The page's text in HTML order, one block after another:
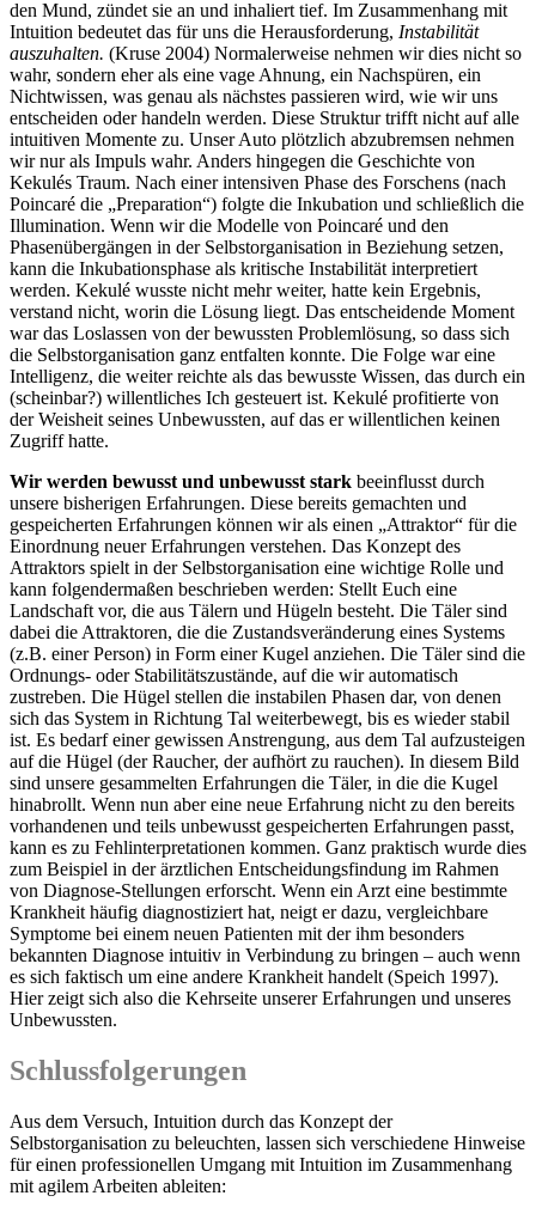
den Mund, zündet sie an und inhaliert tief. Im Zusammenhang mit
Intuition bedeutet das für uns die Herausforderung, Instabilität
auszuhalten. (Kruse 2004) Normalerweise nehmen wir dies nicht so
wahr, sondern eher als eine vage Ahnung, ein Nachspüren, ein
Nichtwissen, was genau als nächstes passieren wird, wie wir uns
entscheiden oder handeln werden. Diese Struktur trifft nicht auf alle
intuitiven Momente zu. Unser Auto plötzlich abzubremsen nehmen
wir nur als Impuls wahr. Anders hingegen die Geschichte von
Kekulés Traum. Nach einer intensiven Phase des Forschens (nach
Poincaré die „Preparation“) folgte die Inkubation und schließlich die
Illumination. Wenn wir die Modelle von Poincaré und den
Phasenübergängen in der Selbstorganisation in Beziehung setzen,
kann die Inkubationsphase als kritische Instabilität interpretiert
werden. Kekulé wusste nicht mehr weiter, hatte kein Ergebnis,
verstand nicht, worin die Lösung liegt. Das entscheidende Moment
war das Loslassen von der bewussten Problemlösung, so dass sich
die Selbstorganisation ganz entfalten konnte. Die Folge war eine
Intelligenz, die weiter reichte als das bewusste Wissen, das durch ein
(scheinbar?) willentliches Ich gesteuert ist. Kekulé profitierte von
der Weisheit seines Unbewussten, auf das er willentlichen keinen
Zugriff hatte.
Wir werden bewusst und unbewusst stark beeinflusst durch
unsere bisherigen Erfahrungen. Diese bereits gemachten und
gespeicherten Erfahrungen können wir als einen „Attraktor“ für die
Einordnung neuer Erfahrungen verstehen. Das Konzept des
Attraktors spielt in der Selbstorganisation eine wichtige Rolle und
kann folgendermaßen beschrieben werden: Stellt Euch eine
Landschaft vor, die aus Tälern und Hügeln besteht. Die Täler sind
dabei die Attraktoren, die die Zustandsveränderung eines Systems
(z.B. einer Person) in Form einer Kugel anziehen. Die Täler sind die
Ordnungs- oder Stabilitätszustände, auf die wir automatisch
zustreben. Die Hügel stellen die instabilen Phasen dar, von denen
sich das System in Richtung Tal weiterbewegt, bis es wieder stabil
ist. Es bedarf einer gewissen Anstrengung, aus dem Tal aufzusteigen
auf die Hügel (der Raucher, der aufhört zu rauchen). In diesem Bild
sind unsere gesammelten Erfahrungen die Täler, in die die Kugel
hinabrollt. Wenn nun aber eine neue Erfahrung nicht zu den bereits
vorhandenen und teils unbewusst gespeicherten Erfahrungen passt,
kann es zu Fehlinterpretationen kommen. Ganz praktisch wurde dies
zum Beispiel in der ärztlichen Entscheidungsfindung im Rahmen
von Diagnose-Stellungen erforscht. Wenn ein Arzt eine bestimmte
Krankheit häufig diagnostiziert hat, neigt er dazu, vergleichbare
Symptome bei einem neuen Patienten mit der ihm besonders
bekannten Diagnose intuitiv in Verbindung zu bringen – auch wenn
es sich faktisch um eine andere Krankheit handelt (Speich 1997).
Hier zeigt sich also die Kehrseite unserer Erfahrungen und unseres
Unbewussten.
Schlussfolgerungen
Aus dem Versuch, Intuition durch das Konzept der
Selbstorganisation zu beleuchten, lassen sich verschiedene Hinweise
für einen professionellen Umgang mit Intuition im Zusammenhang
mit agilem Arbeiten ableiten: